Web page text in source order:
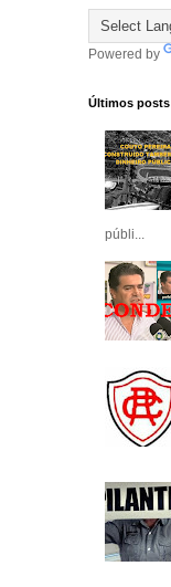
Powered by
Últimos posts
públi...